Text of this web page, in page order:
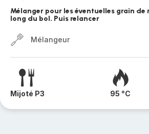
Mélanger pour les éventuelles grain de
long du bol. Puis relancer
Mélangeur
Mijoté P3 95 °C